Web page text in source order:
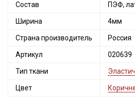
Состав ПЭФ,
Ширина 4мм
Страна производитель Россия
Артикул 020639
Тип ткани
Цвет